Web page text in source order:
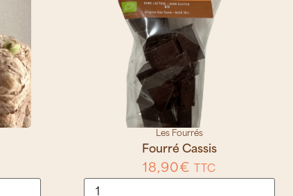
Les Fourrés
Fourré Cassis
18,90€ TTC